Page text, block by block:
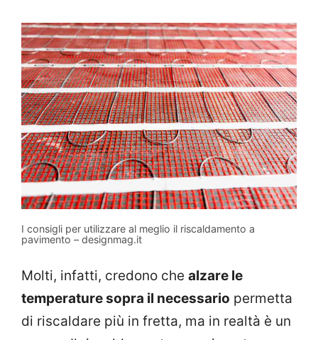
I consigli per utilizzare al meglio il riscaldamento a
pavimento – designmag.it
Molti, infatti, credono che alzare le
temperature sopra il necessario permetta
di riscaldare più in fretta, ma in realtà è un